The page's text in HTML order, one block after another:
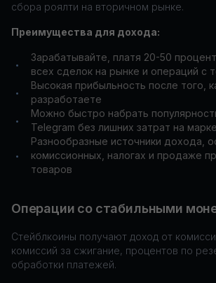
сбора роялти на вторичном рынке.
Преимущества для дохода:
•
Зарабатывайте, платя 20-50
всех сделок на рынке и операций с
•
Высокая прибыльность после того,
разработаете
•
Можно быстро набрать
Telegram без лишних затрат на
•
Разнообразные источники дохода,
комиссионных, налогах и продаже
товаров
Операции со стабильными
Стейблкоины получают доход от
комиссий за сжигание, процентов по
обработки платежей.